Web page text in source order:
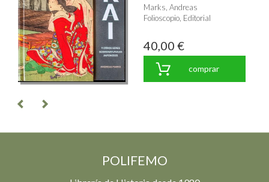
Marks, Andreas
Folioscopio, Editorial
40,00 €
comprar
POLIFEMO